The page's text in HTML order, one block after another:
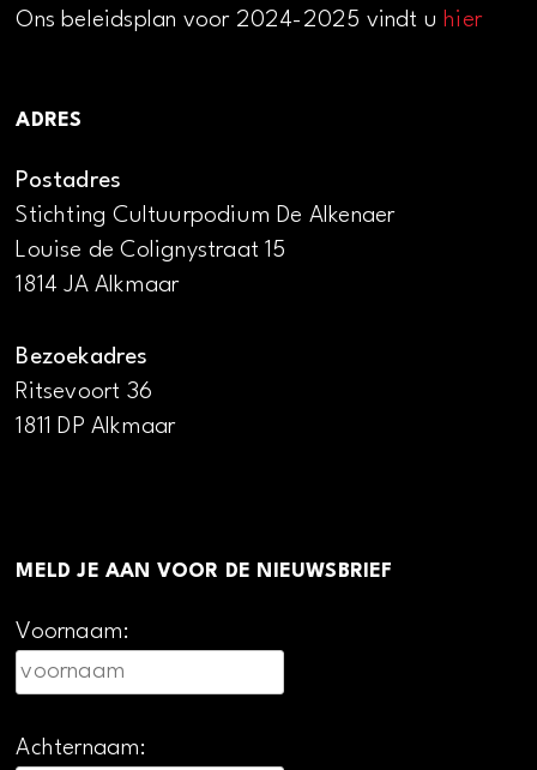
Ons beleidsplan voor 2024-2025 vindt uhier
ADRES
Postadres
Stichting Cultuurpodium De Alkenaer
Louise de Colignystraat 15
1814 JA Alkmaar
Bezoekadres
Ritsevoort 36
1811 DP Alkmaar
MELD JE AAN VOOR DE NIEUWSBRIEF
Voornaam:
Achternaam: